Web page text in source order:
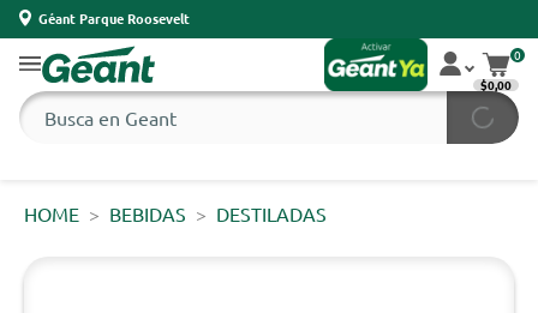
Géant Parque Roosevelt
0
$0,00
HOME BEBIDAS DESTILADAS